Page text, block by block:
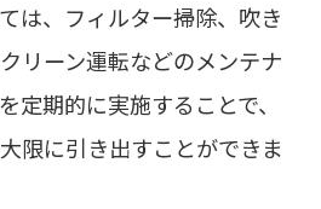
は、フィルター掃除、吹き
リーン運転などのメンテナ
定期的に実施することで、
限に引き出すことができま